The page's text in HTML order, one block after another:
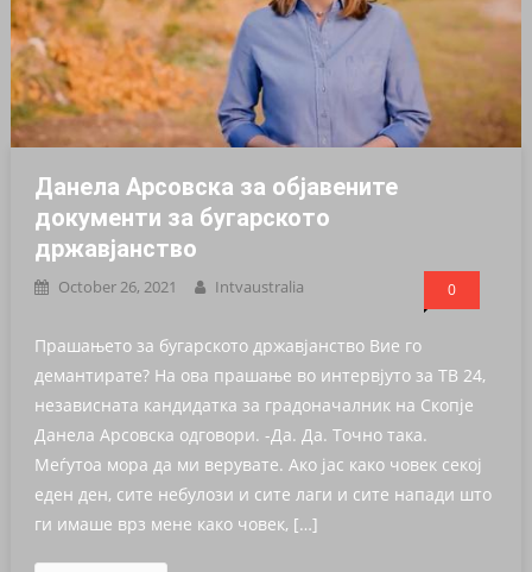
Данела Арсовска за објавените
документи за бугарското
државјанство
October 26, 2021 Intvaustralia 0
Прашањето за бугарското државјанство Вие го
демантирате? На ова прашање во интервјуто за ТВ 24,
независната кандидатка за градоначалник на Скопје
Данела Арсовска одговори. -Да. Да. Точно така.
Меѓутоа мора да ми верувате. Ако јас како човек секој
еден ден, сите небулози и сите лаги и сите напади што
ги имаше врз мене како човек, […]